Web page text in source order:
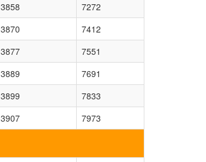
3858
7272
3870
7412
3877
7551
3889
7691
3899
7833
3907 7973